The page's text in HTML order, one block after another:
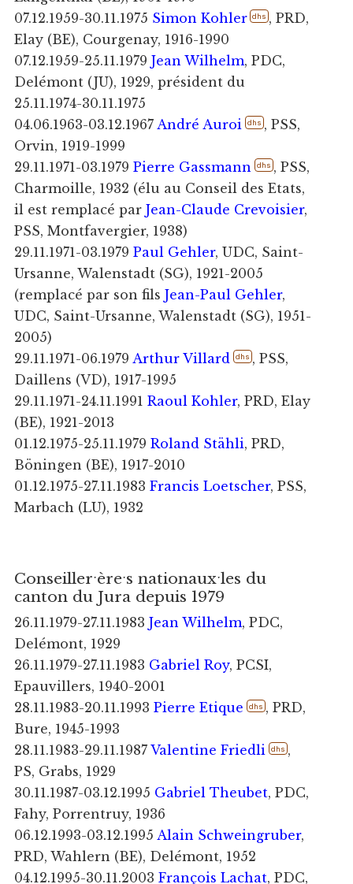
07.12.1959-30.11.1975 Simon Kohler dhs , PRD,
Elay (BE), Courgenay, 1916-1990
07.12.1959-25.11.1979 Jean Wilhelm, PDC,
Delémont (JU), 1929, président du
25.11.1974-30.11.1975
04.06.1963-03.12.1967 André Auroi dhs , PSS,
Orvin, 1919-1999
29.11.1971-03.1979 Pierre Gassmann dhs , PSS,
Charmoille, 1932 (élu au Conseil des Etats,
il est remplacé par Jean-Claude Crevoisier,
PSS, Montfavergier, 1938)
29.11.1971-03.1979 Paul Gehler, UDC, Saint-
Ursanne, Walenstadt (SG), 1921-2005
(remplacé par son fils Jean-Paul Gehler,
UDC, Saint-Ursanne, Walenstadt (SG), 1951-
2005)
29.11.1971-06.1979 Arthur Villard dhs , PSS,
Daillens (VD), 1917-1995
29.11.1971-24.11.1991 Raoul Kohler, PRD, Elay
(BE), 1921-2013
01.12.1975-25.11.1979 Roland Stähli, PRD,
Böningen (BE), 1917-2010
01.12.1975-27.11.1983 Francis Loetscher, PSS,
Marbach (LU), 1932
Conseillerˑèreˑs nationauxˑles du
canton du Jura depuis 1979
26.11.1979-27.11.1983 Jean Wilhelm, PDC,
Delémont, 1929
26.11.1979-27.11.1983 Gabriel Roy, PCSI,
Epauvillers, 1940-2001
28.11.1983-20.11.1993 Pierre Etique dhs , PRD,
Bure, 1945-1993
28.11.1983-29.11.1987 Valentine Friedli dhs ,
PS, Grabs, 1929
30.11.1987-03.12.1995 Gabriel Theubet, PDC,
Fahy, Porrentruy, 1936
06.12.1993-03.12.1995 Alain Schweingruber,
PRD, Wahlern (BE), Delémont, 1952
04.12.1995-30.11.2003 François Lachat, PDC,